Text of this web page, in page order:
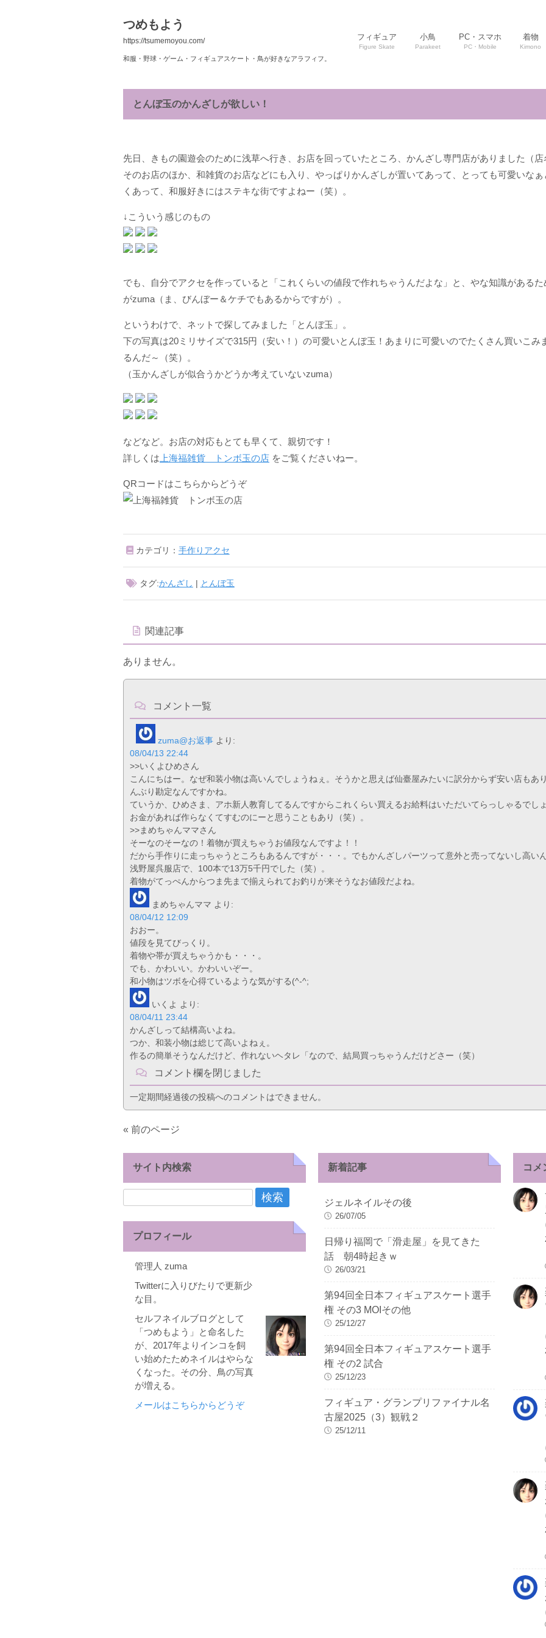
つめもよう
https://tsumemoyou.com/
和服・野球・ゲーム・フィギュアスケート・鳥が好きなアラフィフ。
フィギュア
Figure Skate
小鳥
Parakeet
PC・スマホ
PC・Mobile
着物
Kimono
とんぼ玉のかんざしが欲しい！
先日、きもの園遊会のために浅草へ行き、お店を回っていたところ、かんざし専門店がありました（
そのお店のほか、和雑貨のお店などにも入り、やっぱりかんざしが置いてあって、とっても可愛いな
くあって、和服好きにはステキな街ですよねー（笑）。
↓こういう感じのもの
でも、自分でアクセを作っていると「これくらいの値段で作れちゃうんだよな」と、やな知識がある
がzuma（ま、びんぼー＆ケチでもあるからですが）。
というわけで、ネットで探してみました「とんぼ玉」。
下の写真は20ミリサイズで315円
（安い！）の可愛いとんぼ玉！あまりに可愛いのでたくさん買いこ
るんだ～（笑）。
（玉かんざしが似合うかどうか考えていないzuma）
などなど。お店の対応もとても早くて、親切です！
詳しくは 上海福雑貨 トンボ玉の店 をご覧くださいねー。
QRコードはこちらからどうぞ
カテゴリ： 手作りアクセ
タグ:かんざし | とんぼ玉
関連記事
ありません。
コメント一覧
zuma@お返事 より:
08/04/13 22:44
>>いくよひめさん
こんにちはー。なぜ和装小物は高いんでしょうねぇ。そうかと思えば仙臺屋みたいに訳分からず安い店もあ
んぶり勘定なんですかね。
ていうか、ひめさま、アホ新人教育してるんですからこれくらい買えるお給料はいただいてらっしゃるでし
お金があれば作らなくてすむのにーと思うこともあり（笑）。
>>まめちゃんママさん
そーなのそーなの！着物が買えちゃうお値段なんですよ！！
だから手作りに走っちゃうところもあるんですが・・・。でもかんざしパーツって意外と売ってないし高い
浅野屋呉服店で、100本で13万5千円でした（笑）。
着物がてっぺんからつま先まで揃えられてお釣りが来そうなお値段だよね。
まめちゃんママ より:
08/04/12 12:09
おおー。
値段を見てびっくり。
着物や帯が買えちゃうかも・・・。
でも、かわいい。かわいいぞー。
和小物はツボを心得ているような気がする(^-^;
いくよ より:
08/04/11 23:44
かんざしって結構高いよね。
つか、和装小物は総じて高いよねぇ。
作るの簡単そうなんだけど、作れないヘタレ「なので、結局買っちゃうんだけどさー（笑）
コメント欄を閉じました
一定期間経過後の投稿へのコメントはできません。
« 前のページ
サイト内検索
索:
プロフィール
管理人 zuma
Twitterに入りびたりで更新少
な目。
セルフネイルブログとして
「つめもよう」と命名した
が、2017年よりインコを飼
い始めたためネイルはやらな
くなった。その分、鳥の写真
が増える。
メールはこちらからどうぞ
新着記事
ジェルネイルその後
26/07/05
日帰り福岡で「滑走屋」を見てきた
話 朝4時起きｗ
26/03/21
第94回全日本フィギュアスケート選手
権 その3 MOIその他
25/12/27
第94回全日本フィギュアスケート選手
権 その2 試合
25/12/23
フィギュア・グランプリファイナル名
古屋2025（3）観戦２
25/12/11
コメ